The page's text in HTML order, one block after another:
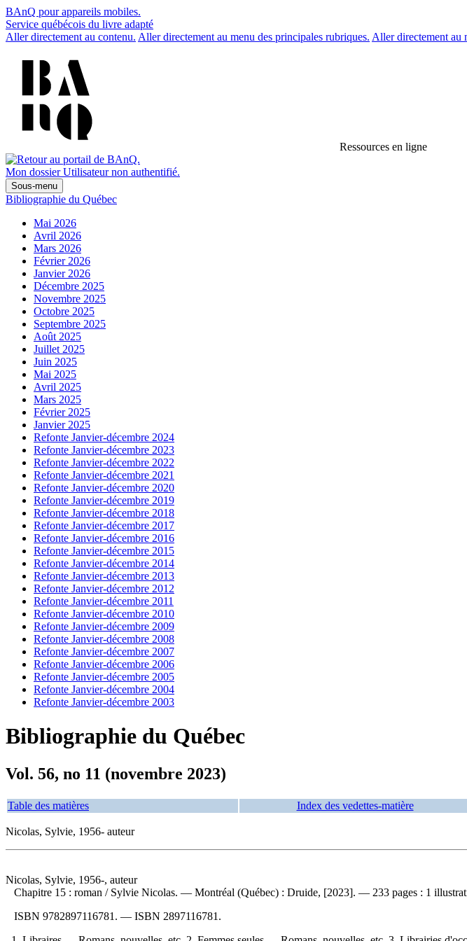
BAnQ pour appareils mobiles.
Service québécois du livre adapté
Aller directement au contenu. Aller directement au menu des principales rubriques. Aller directement au
Ressources en ligne
Mon dossier Utilisateur non authentifié.
Sous-menu
Bibliographie du Québec
Mai 2026
Avril 2026
Mars 2026
Février 2026
Janvier 2026
Décembre 2025
Novembre 2025
Octobre 2025
Septembre 2025
Août 2025
Juillet 2025
Juin 2025
Mai 2025
Avril 2025
Mars 2025
Février 2025
Janvier 2025
Refonte Janvier-décembre 2024
Refonte Janvier-décembre 2023
Refonte Janvier-décembre 2022
Refonte Janvier-décembre 2021
Refonte Janvier-décembre 2020
Refonte Janvier-décembre 2019
Refonte Janvier-décembre 2018
Refonte Janvier-décembre 2017
Refonte Janvier-décembre 2016
Refonte Janvier-décembre 2015
Refonte Janvier-décembre 2014
Refonte Janvier-décembre 2013
Refonte Janvier-décembre 2012
Refonte Janvier-décembre 2011
Refonte Janvier-décembre 2010
Refonte Janvier-décembre 2009
Refonte Janvier-décembre 2008
Refonte Janvier-décembre 2007
Refonte Janvier-décembre 2006
Refonte Janvier-décembre 2005
Refonte Janvier-décembre 2004
Refonte Janvier-décembre 2003
Bibliographie du Québec
Vol. 56, no 11 (novembre 2023)
Table des matières Index des vedettes-matière
Nicolas, Sylvie, 1956- auteur
Nicolas, Sylvie, 1956-, auteur
Chapitre 15 : roman / Sylvie Nicolas. — Montréal (Québec) : Druide, [2023]. — 233 pages : 1
ISBN 9782897116781 . — ISBN 2897116781 .